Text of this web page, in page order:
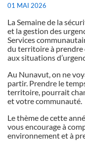
01 MAI 2026
La Semaine de la
et la gestion des
Services
du territoire à prendre
aux situations
Au Nunavut, on ne
partir. Prendre le
territoire, pourrait
et votre communauté.
Le thème de cette
vous encourage à
environnement et à